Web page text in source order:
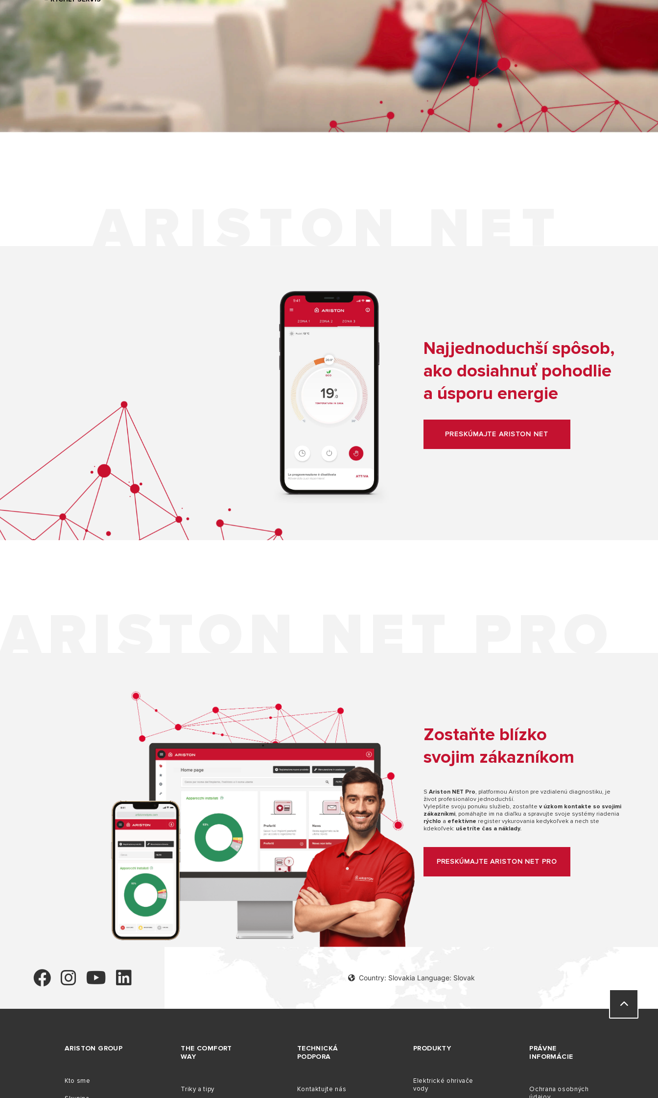
NÁVŠTEVA
Najjednoduchší spôsob,
ako dosiahnuť pohodlie
a úsporu energie
PRESKÚMAJTE ARISTON NET
Zostaňte blízko
svojim zákazníkom
S Ariston NET Pro, platformou Ariston pre vzdialenú diagnostiku, je
život profesionálov jednoduchší.
Vylepšite svoju ponuku služieb, zostaňte v úzkom kontakte so svojimi
zákazníkmi, pomáhajte im na diaľku a spravujte svoje systémy riadenia
rýchlo a efektívne register vykurovania kedykoľvek a nech ste
kdekoľvek: ušetríte čas a náklady.
PRESKÚMAJTE ARISTON NET PRO
Country: Slovakia Language: Slovak
ARISTON GROUP
Kto sme
THE COMFORT
WAY
Triky a tipy
TECHNICKÁ
PODPORA
Kontaktujte nás
PRODUKTY
Elektrické ohrivače
vody
PRÁVNE
INFORMÁCIE
Ochrana osobných